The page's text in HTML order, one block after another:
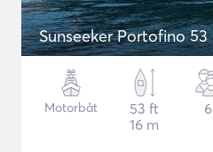
Sunseeker Portofino 53
Motorbåt
53 ft
16 m
6